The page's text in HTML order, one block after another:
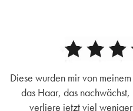
Diese wurden mir von
das Haar, das
verliere jetzt viel